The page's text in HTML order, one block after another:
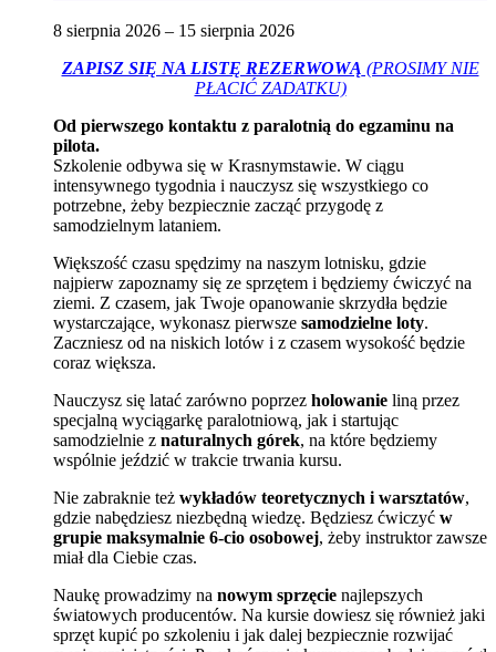
8 sierpnia 2026 – 15 sierpnia 2026
ZAPISZ SIĘ NA LISTĘ REZERWOWĄ (PROSIMY NIE
PŁACIĆ ZADATKU)
Od pierwszego kontaktu z paralotnią do egzaminu na
pilota.
Szkolenie odbywa się w Krasnymstawie. W ciągu
intensywnego tygodnia i nauczysz się wszystkiego co
potrzebne, żeby bezpiecznie zacząć przygodę z
samodzielnym lataniem.
Większość czasu spędzimy na naszym lotnisku, gdzie
najpierw zapoznamy się ze sprzętem i będziemy ćwiczyć na
ziemi. Z czasem, jak Twoje opanowanie skrzydła będzie
wystarczające, wykonasz pierwsze samodzielne loty.
Zaczniesz od na niskich lotów i z czasem wysokość będzie
coraz większa.
Nauczysz się latać zarówno poprzez holowanie liną przez
specjalną wyciągarkę paralotniową, jak i startując
samodzielnie z naturalnych górek, na które będziemy
wspólnie jeździć w trakcie trwania kursu.
Nie zabraknie też wykładów teoretycznych i warsztatów,
gdzie nabędziesz niezbędną wiedzę. Będziesz ćwiczyć w
grupie maksymalnie 6-cio osobowej, żeby instruktor zawsze
miał dla Ciebie czas.
Naukę prowadzimy na nowym sprzęcie najlepszych
światowych producentów. Na kursie dowiesz się również jaki
sprzęt kupić po szkoleniu i jak dalej bezpiecznie rozwijać